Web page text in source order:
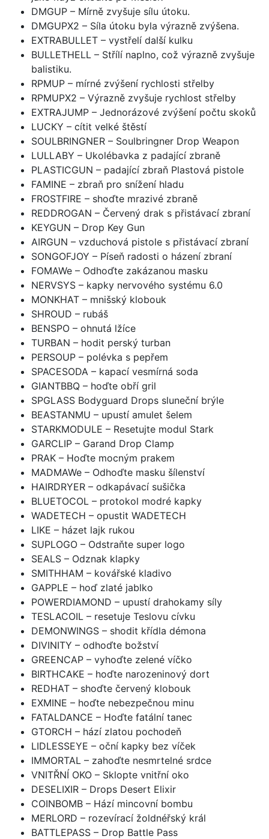
DMGUP – Mírně zvyšuje sílu útoku.
DMGUPX2 – Síla útoku byla výrazně zvýšena.
EXTRABULLET – vystřelí další kulku
BULLETHELL – Střílí naplno, což výrazně zvyšuje
balistiku.
RPMUP – mírné zvýšení rychlosti střelby
RPMUPX2 – Výrazně zvyšuje rychlost střelby
EXTRAJUMP – Jednorázové zvýšení počtu skoků
LUCKY – cítit velké štěstí
SOULBRINGNER – Soulbringner Drop Weapon
LULLABY – Ukolébavka z padající zbraně
PLASTICGUN – padající zbraň Plastová pistole
FAMINE – zbraň pro snížení hladu
FROSTFIRE – shoďte mrazivé zbraně
REDDROGAN – Červený drak s přistávací zbraní
KEYGUN – Drop Key Gun
AIRGUN – vzduchová pistole s přistávací zbraní
SONGOFJOY – Píseň radosti o házení zbraní
FOMAWe – Odhoďte zakázanou masku
NERVSYS – kapky nervového systému 6.0
MONKHAT – mnišský klobouk
SHROUD – rubáš
BENSPO – ohnutá lžíce
TURBAN – hodit perský turban
PERSOUP – polévka s pepřem
SPACESODA – kapací vesmírná soda
GIANTBBQ – hoďte obří gril
SPGLASS Bodyguard Drops sluneční brýle
BEASTANMU – upustí amulet šelem
STARKMODULE – Resetujte modul Stark
GARCLIP – Garand Drop Clamp
PRAK – Hoďte mocným prakem
MADMAWe – Odhoďte masku šílenství
HAIRDRYER – odkapávací sušička
BLUETOCOL – protokol modré kapky
WADETECH – opustit WADETECH
LIKE – házet lajk rukou
SUPLOGO – Odstraňte super logo
SEALS – Odznak klapky
SMITHHAM – kovářské kladivo
GAPPLE – hoď zlaté jablko
POWERDIAMOND – upustí drahokamy síly
TESLACOIL – resetuje Teslovu cívku
DEMONWINGS – shodit křídla démona
DIVINITY – odhoďte božství
GREENCAP – vyhoďte zelené víčko
BIRTHCAKE – hoďte narozeninový dort
REDHAT – shoďte červený klobouk
EXMINE – hoďte nebezpečnou minu
FATALDANCE – Hoďte fatální tanec
GTORCH – hází zlatou pochodeň
LIDLESSEYE – oční kapky bez víček
IMMORTAL – zahoďte nesmrtelné srdce
VNITŘNÍ OKO – Sklopte vnitřní oko
DESELIXIR – Drops Desert Elixir
COINBOMB – Hází mincovní bombu
MERLORD – rozevírací žoldnéřský král
BATTLEPASS – Drop Battle Pass